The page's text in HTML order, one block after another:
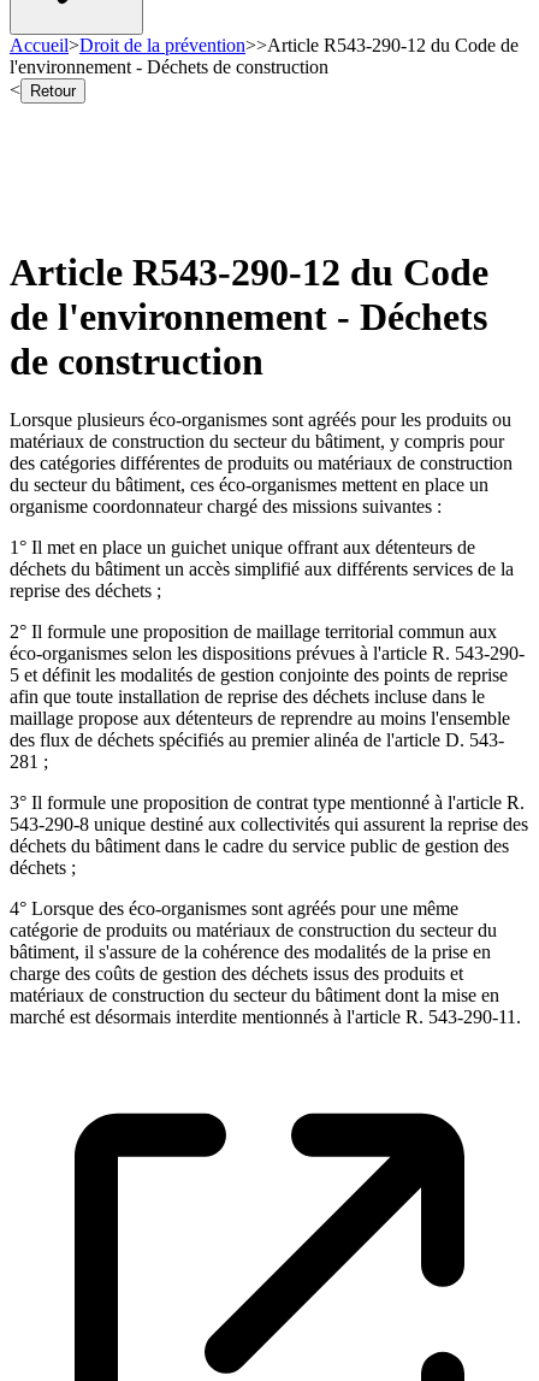
Accueil>Droit de la prévention>>Article R543-290-12 du Code de
l'environnement - Déchets de construction
<
Retour
Article R543-290-12 du Code
de l'environnement - Déchets
de construction
Lorsque plusieurs éco-organismes sont agréés pour les produits ou
matériaux de construction du secteur du bâtiment, y compris pour
des catégories différentes de produits ou matériaux de construction
du secteur du bâtiment, ces éco-organismes mettent en place un
organisme coordonnateur chargé des missions suivantes :
1° Il met en place un guichet unique offrant aux détenteurs de
déchets du bâtiment un accès simplifié aux différents services de la
reprise des déchets ;
2° Il formule une proposition de maillage territorial commun aux
éco-organismes selon les dispositions prévues à l'article R. 543-290-
5 et définit les modalités de gestion conjointe des points de reprise
afin que toute installation de reprise des déchets incluse dans le
maillage propose aux détenteurs de reprendre au moins l'ensemble
des flux de déchets spécifiés au premier alinéa de l'article D. 543-
281 ;
3° Il formule une proposition de contrat type mentionné à l'article R.
543-290-8 unique destiné aux collectivités qui assurent la reprise des
déchets du bâtiment dans le cadre du service public de gestion des
déchets ;
4° Lorsque des éco-organismes sont agréés pour une même
catégorie de produits ou matériaux de construction du secteur du
bâtiment, il s'assure de la cohérence des modalités de la prise en
charge des coûts de gestion des déchets issus des produits et
matériaux de construction du secteur du bâtiment dont la mise en
marché est désormais interdite mentionnés à l'article R. 543-290-11.